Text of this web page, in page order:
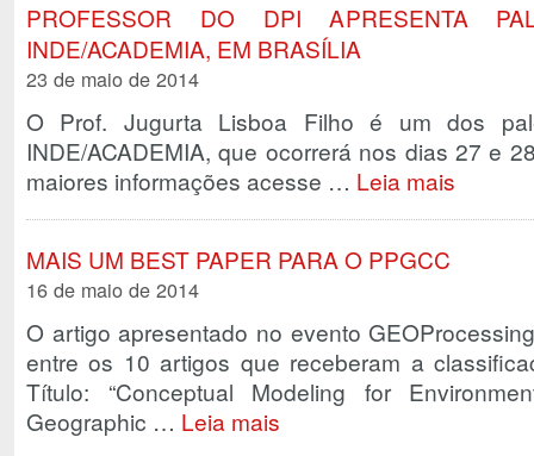
PROFESSOR DO DPI APRESENTA
INDE/ACADEMIA, EM BRASÍLIA
23 de maio de 2014
O Prof. Jugurta Lisboa Filho é um dos
INDE/ACADEMIA, que ocorrerá nos dias 27 e
maiores informações acesse … Leia mais
MAIS UM BEST PAPER PARA O PPGCC
16 de maio de 2014
O artigo apresentado no evento
entre os 10 artigos que receberam a
Título: “Conceptual Modeling for
Geographic … Leia mais